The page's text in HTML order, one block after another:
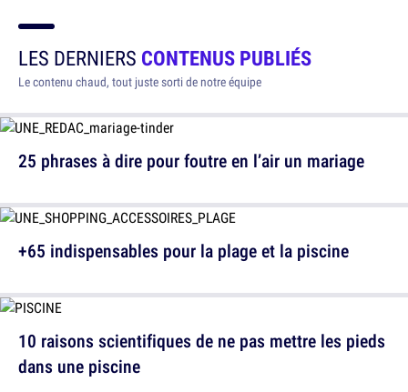
LES DERNIERS CONTENUS PUBLIÉS
Le contenu chaud, tout juste sorti de notre équipe
25 phrases à dire pour foutre en l’air un mariage
10 raisons scientifiques de ne pas mettre les pieds
dans une piscine
+65 indispensables pour la plage et la piscine